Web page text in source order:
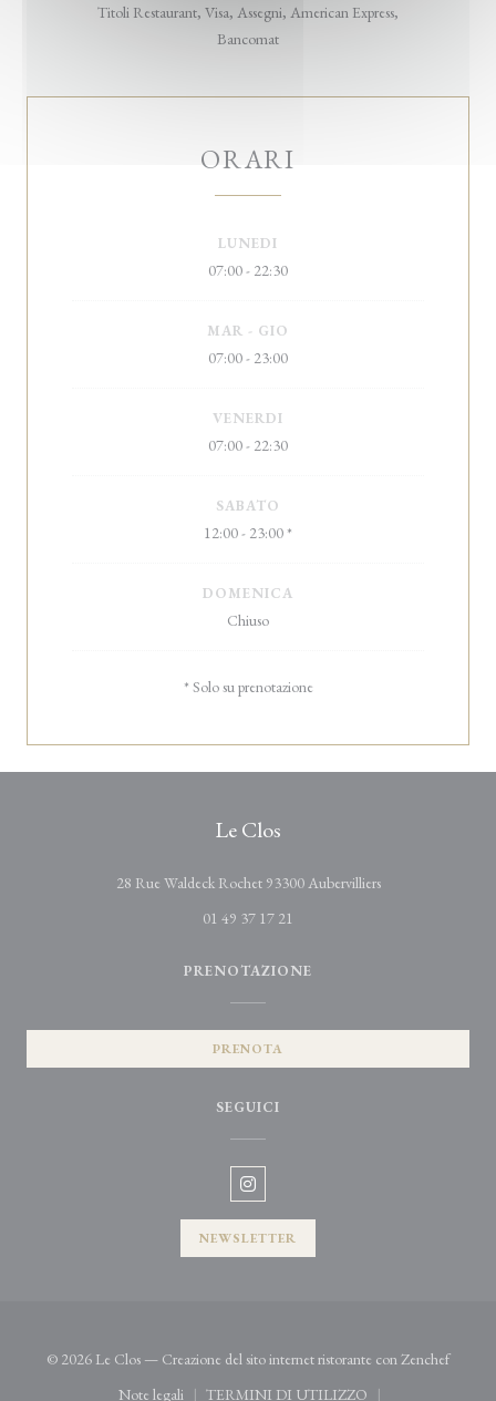
Titoli Restaurant, Visa, Assegni, American Express,
Bancomat
ORARI
LUNEDI
07:00 - 22:30
MAR - GIO
07:00 - 23:00
VENERDI
07:00 - 22:30
SABATO
12:00 - 23:00 *
DOMENICA
Chiuso
* Solo su prenotazione
Le Clos
28 Rue Waldeck Rochet 93300 Aubervilliers((apre una nuova
01 49 37 17 21
PRENOTAZIONE
PRENOTA
SEGUICI
Instagram ((apre una nuova
NEWSLETTER
© 2026 Le Clos — Creazione del sito internet ristorante conZenchef((apre
Note legali
TERMINI DI UTILIZZO